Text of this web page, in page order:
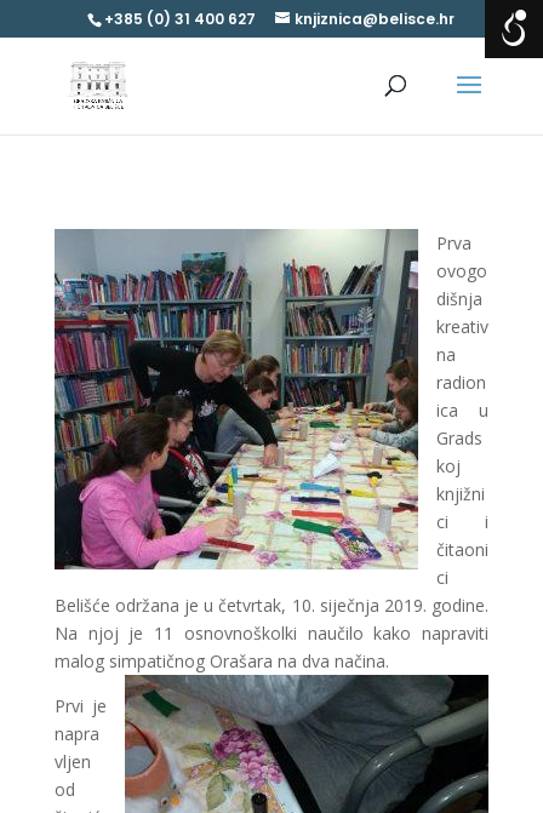
+385 (0) 31 400 627 knjiznica@belisce.hr
Prva
ovogo
dišnja
kreativ
na
radion
ica u
Grads
koj
knjižni
ci i
čitaoni
ci
Belišće održana je u četvrtak, 10. siječnja 2019. godine.
Na njoj je 11 osnovnoškolki naučilo kako napraviti
malog simpatičnog Orašara na dva načina.
Prvi je
napra
vljen
od